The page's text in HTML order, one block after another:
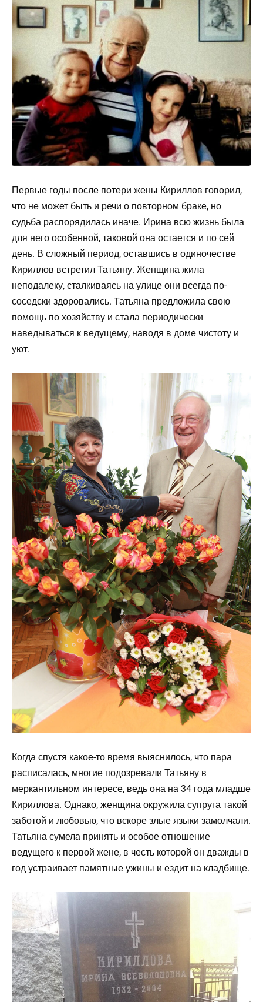
Первые годы после потери жены Кириллов говорил,
что не может быть и речи о повторном браке, но
судьба распорядилась иначе. Ирина всю жизнь была
для него особенной, таковой она остается и по сей
день. В сложный период, оставшись в одиночестве
Кириллов встретил Татьяну. Женщина жила
неподалеку, сталкиваясь на улице они всегда по-
соседски здоровались. Татьяна предложила свою
помощь по хозяйству и стала периодически
наведываться к ведущему, наводя в доме чистоту и
уют.
Когда спустя какое-то время выяснилось, что пара
расписалась, многие подозревали Татьяну в
меркантильном интересе, ведь она на 34 года младше
Кириллова. Однако, женщина окружила супруга такой
заботой и любовью, что вскоре злые языки замолчали.
Татьяна сумела принять и особое отношение
ведущего к первой жене, в честь которой он дважды в
год устраивает памятные ужины и ездит на кладбище.